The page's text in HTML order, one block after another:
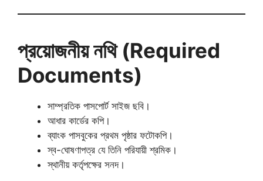
প্রয়োজনীয় নথি (Required
Documents)
সাম্প্রতিক পাসপোর্ট সাইজ ছবি।
আধার কার্ডের কপি।
ব্যাংক পাসবুকের প্রথম পৃষ্ঠার ফটোকপি।
স্ব-ঘোষণাপত্র যে তিনি পরিযায়ী শ্রমিক।
স্থানীয় কর্তৃপক্ষের সনদ।